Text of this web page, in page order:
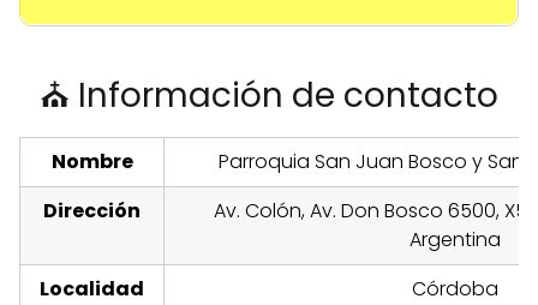
⛪ Información de contacto
Nombre
Parroquia San Juan Bosco y
Dirección
Av. Colón, Av. Don Bosco 6500,
Argentina
Localidad
Córdoba